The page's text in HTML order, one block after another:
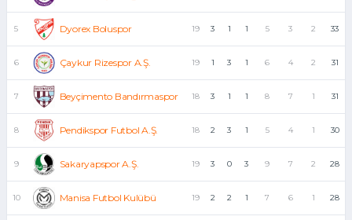
5 Dyorex Boluspor 19 3 1 1 5 3 2 33
6 Çaykur Rizespor A.Ş. 19 1 3 1 6 4 2 31
7 Beyçimento Bandırmaspor 18 3 1 1 8 7 1 31
8 Pendikspor Futbol A.Ş. 18 2 3 1 5 4 1 30
9 Sakaryapspor A.Ş. 19 3 0 3 9 7 2 28
10 Manisa Futbol Kulübü 19 2 2 1 7 6 1 28